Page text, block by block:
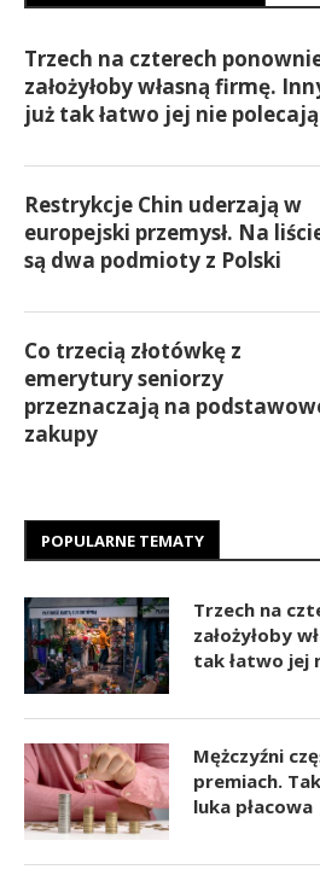
Trzech na czterech
założyłoby własną firmę.
już tak łatwo jej nie polecają
Restrykcje Chin uderzają w
europejski przemysł. Na
są dwa podmioty z Polski
Co trzecią złotówkę z
emerytury seniorzy
przeznaczają na
zakupy
POPULARNE TEMATY
Trzech na
założyłoby
tak łatwo jej
Mężczyźni
premiach.
luka płacowa